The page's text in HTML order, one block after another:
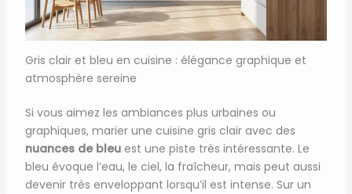
Gris clair et bleu en cuisine : élégance graphique et
atmosphère sereine
Si vous aimez les ambiances plus urbaines ou
graphiques, marier une cuisine gris clair avec des
nuances de bleuest une piste très intéressante. Le
bleu évoque l’eau, le ciel, la fraîcheur, mais peut aussi
devenir très enveloppant lorsqu’il est intense. Sur un